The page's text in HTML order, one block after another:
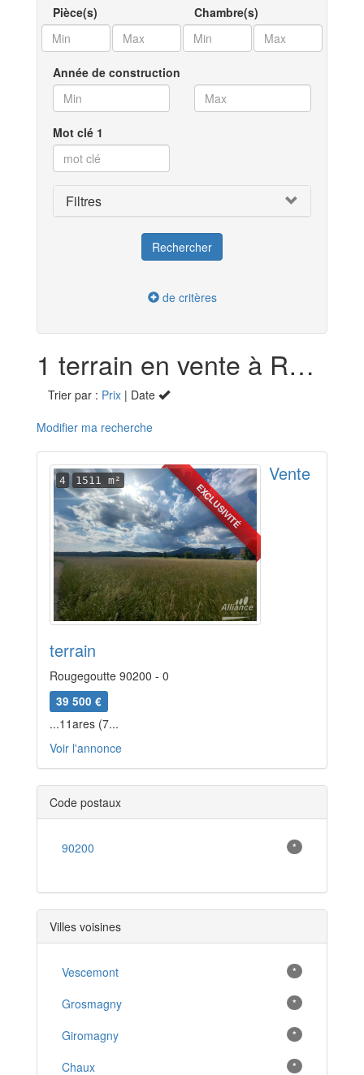
Pièce(s) Chambre(s)
Année de construction
Mot clé 1
Filtres
de critères
1 terrain en vente à Rougegoutte (90)
Trier par : Prix | Date
Modifier ma recherche
EXCLUSIVITÉ
4 1511 m² Vente
terrain
Rougegoutte 90200 - 0
39 500 €
...11ares (7...
Voir l'annonce
Code postaux
90200 *
Villes voisines
Vescemont *
Grosmagny *
Giromagny *
Chaux *